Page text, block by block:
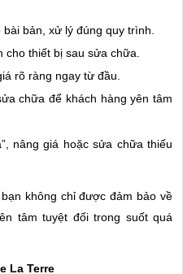
bản, xử lý đúng quy trình.
cho thiết bị sau sửa chữa.
rõ ràng ngay từ đầu.
chữa để khách hàng yên tâm
nâng giá hoặc sửa chữa thiếu
không chỉ được đảm bảo về
tâm tuyệt đối trong suốt quá
La Terre